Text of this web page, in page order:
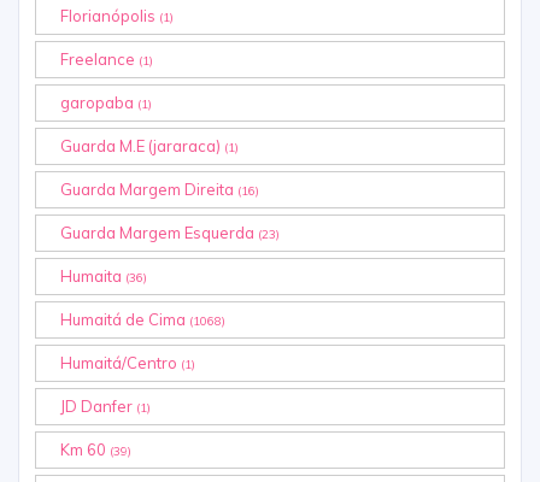
Florianópolis (1)
Freelance (1)
garopaba (1)
Guarda M.E (jararaca) (1)
Guarda Margem Direita (16)
Guarda Margem Esquerda (23)
Humaita (36)
Humaitá de Cima (1068)
Humaitá/Centro (1)
JD Danfer (1)
Km 60 (39)